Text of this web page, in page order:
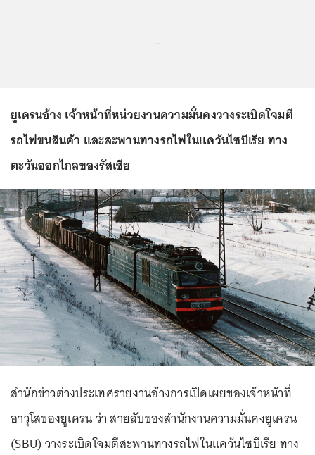
ยูเครนอ้าง เจ้าหน้าที่หน่วยงานความมั่นคงวางระเบิดโจมตี
รถไฟขนสินค้า และสะพานทางรถไฟในแคว้นไซบีเรีย ทาง
ตะวันออกไกลของรัสเซีย
สำนักข่าวต่างประเทศรายงานอ้างการเปิดเผยของเจ้าหน้าที่
อาวุโสของยูเครน ว่า สายลับของสำนักงานความมั่นคงยูเครน
(SBU) วางระเบิดโจมตีสะพานทางรถไฟในแคว้นไซบีเรีย ทาง